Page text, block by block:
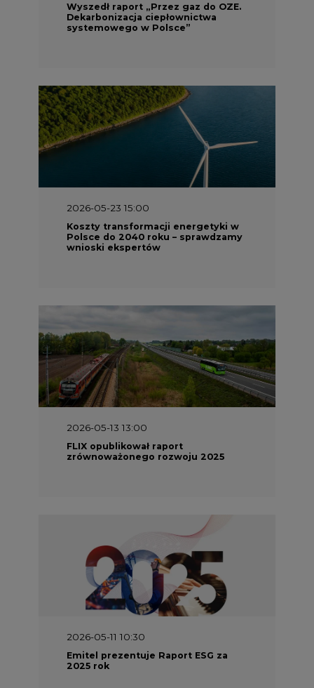
Wyszedł raport „Przez gaz do OZE.
Dekarbonizacja ciepłownictwa
systemowego w Polsce”
2026-05-23 15:00
Koszty transformacji energetyki w
Polsce do 2040 roku – sprawdzamy
wnioski ekspertów
2026-05-13 13:00
FLIX opublikował raport
zrównoważonego rozwoju 2025
2026-05-11 10:30
Emitel prezentuje Raport ESG za
2025 rok